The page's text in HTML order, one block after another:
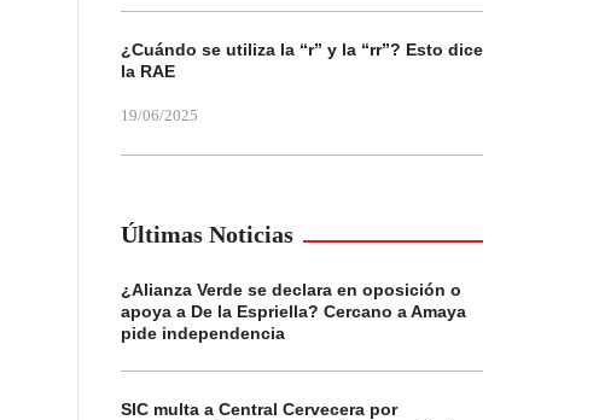
¿Cuándo se utiliza la “r” y la “rr”? Esto dice
la RAE
19/06/2025
Últimas Noticias
¿Alianza Verde se declara en oposición o
apoya a De la Espriella? Cercano a Amaya
pide independencia
SIC multa a Central Cervecera por